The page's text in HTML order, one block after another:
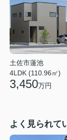
土佐市蓮池
4LDK (110.96㎡)
3,450万円
よく見られて